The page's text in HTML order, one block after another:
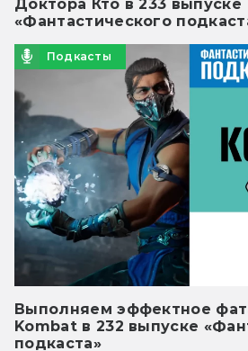
Доктора Кто в 233 выпуске
«Фантастического
Подкасты
Выполняем эффектное
Kombat в 232 выпуске
подкаста»